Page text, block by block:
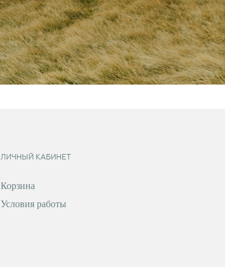
ЛИЧНЫЙ КАБИНЕТ
Корзина
Условия работы